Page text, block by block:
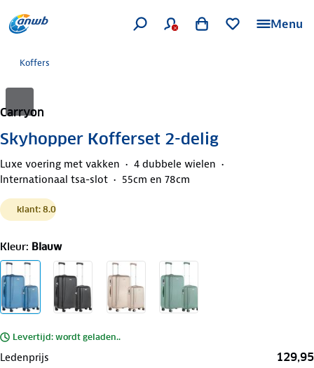
Menu
Koffers
Carryon
Skyhopper Kofferset 2-delig
Luxe voering met vakken
4 dubbele wielen
Internationaal tsa-slot
55cm en 78cm
klant: 8.0
Kleur: Blauw
Levertijd: wordt geladen..
Ledenprijs 129,95